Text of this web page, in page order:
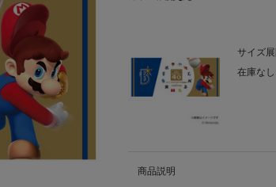
サイズ
在庫なし
商品説明